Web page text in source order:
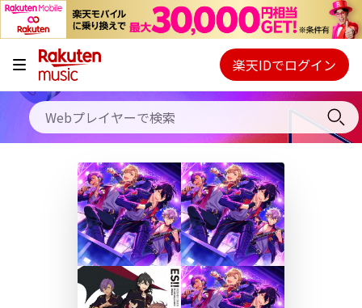
キャンペーン
料金プラン
使い方
初回30日間無料お試し
Webプレイヤー
ご契約内容の確認・変更
楽天IDでログイン